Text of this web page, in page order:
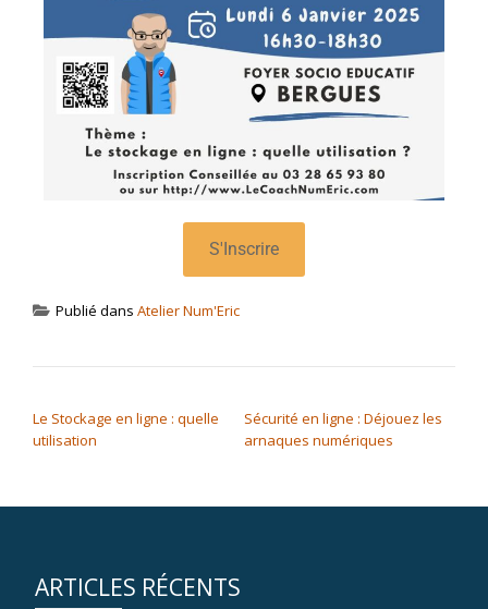
S'Inscrire
Publié dans Atelier Num'Eric
Le Stockage en ligne : quelle
utilisation
Sécurité en ligne : Déjouez les
arnaques numériques
ARTICLES RÉCENTS